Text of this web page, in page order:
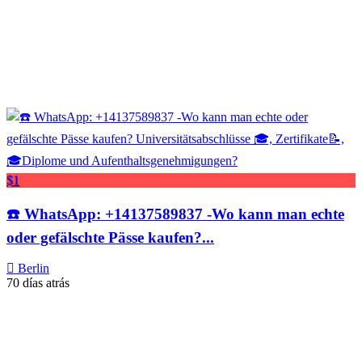
$1
☎️ WhatsApp: +14137589837 -Wo kann man echte
oder gefälschte Pässe kaufen?...
Berlin
70 días atrás